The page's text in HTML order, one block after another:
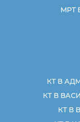
МРТ
КТ В
КТ В
КТ В